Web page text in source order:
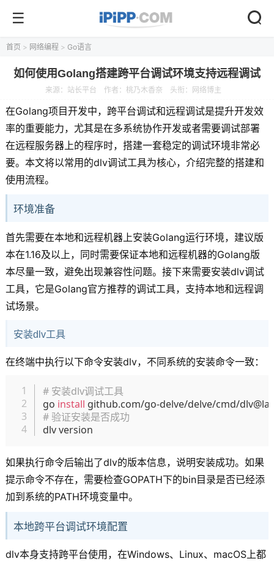
首页 > 网络编程 > Go语言
如何使用Golang搭建跨平台调试环境支持远程调试
来源： 站长平台 作者：桃乃木香奈 头衔：网络博主
在Golang项目开发中，跨平台调试和远程调试是提升开发效
率的重要能力，尤其是在多系统协作开发或者需要调试部署
在远程服务器上的程序时，搭建一套稳定的调试环境非常必
要。本文将以常用的dlv调试工具为核心，介绍完整的搭建和
使用流程。
环境准备
首先需要在本地和远程机器上安装Golang运行环境，建议版
本在1.16及以上，同时需要保证本地和远程机器的Golang版
本尽量一致，避免出现兼容性问题。接下来需要安装dlv调试
工具，它是Golang官方推荐的调试工具，支持本地和远程调
试场景。
安装dlv工具
在终端中执行以下命令安装dlv，不同系统的安装命令一致：
# 安装dlv调试工具
go install
# 验证安装是否成功
如果执行命令后输出了dlv的版本信息，说明安装成功。如果
提示命令不存在，需要检查GOPATH下的bin目录是否已经添
加到系统的PATH环境变量中。
本地跨平台调试环境配置
dlv本身支持跨平台使用，在Windows、Linux、macOS上都